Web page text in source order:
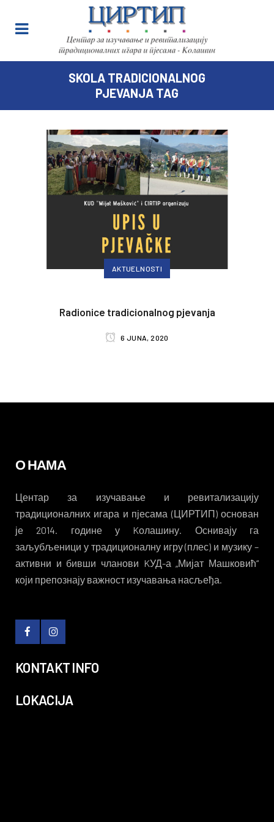
SKOLA TRADICIONALNOG
PJEVANJA TAG
AKTUELNOSTI
Radionice tradicionalnog pjevanja
6 JUNA, 2020
О НАМА
Центар за изучавање и ревитализацију
традиционалних игара и пјесама (ЦИРТИП) основан
је 2014. године у Kолашину. Оснивају га
заљубљеници у традиционалну игру (плес) и музику –
активни и бивши чланови KУД-а „Мијат Машковић“
који препознају важност изучавања насљеђа.
KONTAKT INFO
LOKACIJA